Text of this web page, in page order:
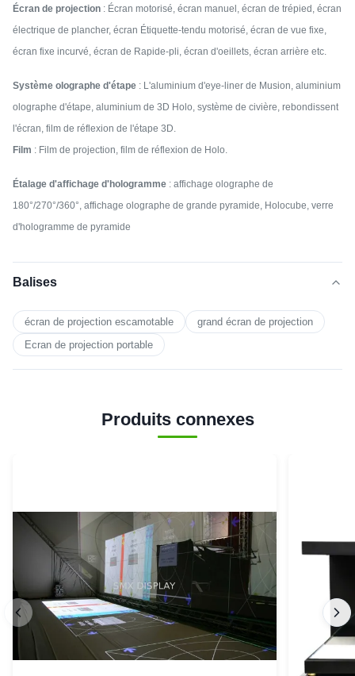
Écran de projection : Écran motorisé, écran manuel, écran de trépied, écran
électrique de plancher, écran Étiquette-tendu motorisé, écran de vue fixe,
écran fixe incurvé, écran de Rapide-pli, écran d'oeillets, écran arrière etc.
Système olographe d'étape : L'aluminium d'eye-liner de Musion, aluminium
olographe d'étape, aluminium de 3D Holo, système de civière, rebondissent
l'écran, film de réflexion de l'étape 3D.
Film : Film de projection, film de réflexion de Holo.
Étalage d'affichage d'hologramme : affichage olographe de
180°/270°/360°, affichage olographe de grande pyramide, Holocube, verre
d'hologramme de pyramide
Balises
écran de projection escamotable
grand écran de projection
Ecran de projection portable
Produits connexes